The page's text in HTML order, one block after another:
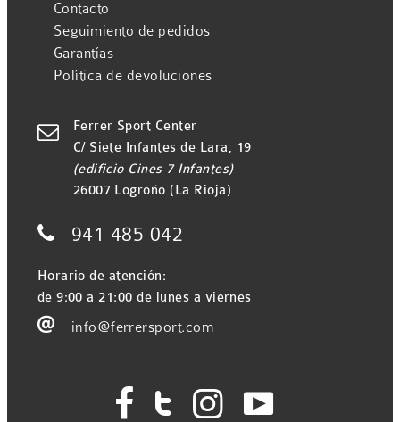
Contacto
Seguimiento de pedidos
Garantías
Política de devoluciones

Ferrer Sport Center
C/ Siete Infantes de Lara, 19
(edificio Cines 7 Infantes)
26007 Logroño (La Rioja)
 941 485 042
Horario de atención:
de 9:00 a 21:00 de lunes a viernes
 info@ferrersport.com
   